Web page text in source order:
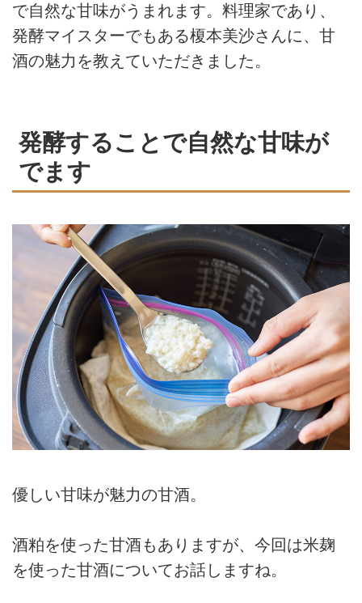
で自然な甘味がうまれます。料理家であり、
発酵マイスターでもある榎本美沙さんに、甘
酒の魅力を教えていただきました。
発酵することで自然な甘味が
でます
優しい甘味が魅力の甘酒。
酒粕を使った甘酒もありますが、今回は米麹
を使った甘酒についてお話しますね。